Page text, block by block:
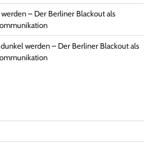
– Der Berliner Blackout als
werden – Der Berliner Blackout als